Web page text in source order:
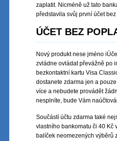
zaplatit. Nicméně už tato
představila svůj první účet
ÚČET BEZ
Nový produkt nese jméno
zvládne ovládat převážně po
bezkontaktní kartu Visa
dostanete zdarma jen a
více a nebudete provádět
nesplníte, bude Vám
Součástí účtu zdarma také
vlastního bankomatu či 40 Kč
balíček neomezených výběrů